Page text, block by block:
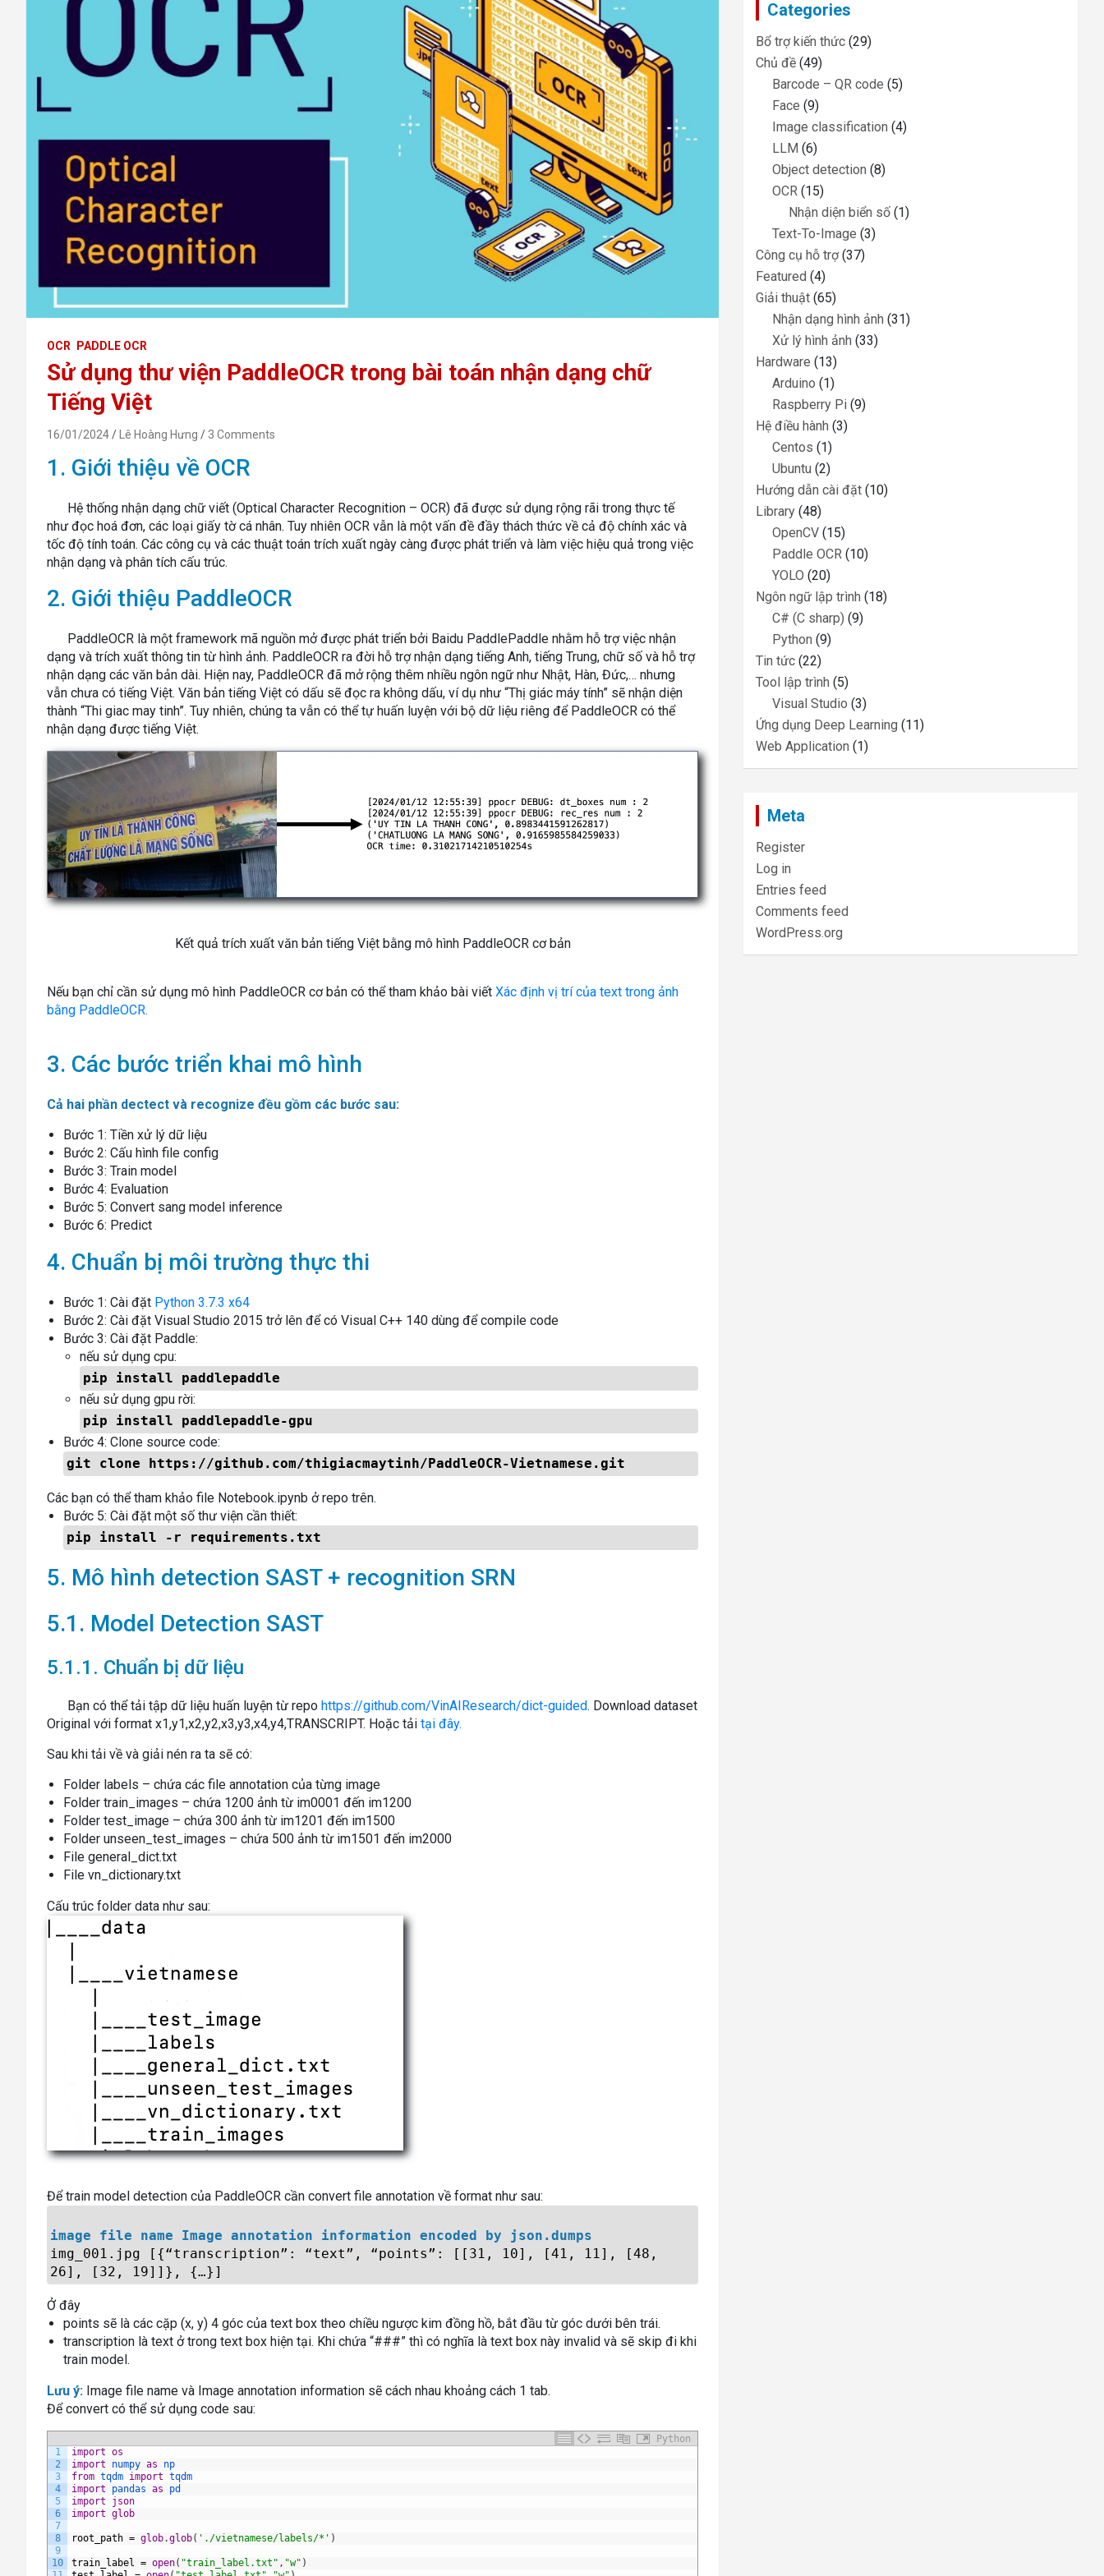
OCR PADDLE OCR
Sử dụng thư viện PaddleOCR trong bài toán nhận dạng chữ
Tiếng Việt
16/01/2024 Lê Hoàng Hưng 3 Comments
1. Giới thiệu về OCR
Hệ thống nhận dạng chữ viết (Optical Character Recognition – OCR) đã được sử dụng rộng rãi trong thực tế
như đọc hoá đơn, các loại giấy tờ cá nhân. Tuy nhiên OCR vẫn là một vấn đề đầy thách thức về cả độ chính xác và
tốc độ tính toán. Các công cụ và các thuật toán trích xuất ngày càng được phát triển và làm việc hiệu quả trong việc
nhận dạng và phân tích cấu trúc.
2. Giới thiệu PaddleOCR
PaddleOCR là một framework mã nguồn mở được phát triển bởi Baidu PaddlePaddle nhằm hỗ trợ việc nhận
dạng và trích xuất thông tin từ hình ảnh. PaddleOCR ra đời hỗ trợ nhận dạng tiếng Anh, tiếng Trung, chữ số và hỗ trợ
nhận dạng các văn bản dài. Hiện nay, PaddleOCR đã mở rộng thêm nhiều ngôn ngữ như Nhật, Hàn, Đức,… nhưng
vẫn chưa có tiếng Việt. Văn bản tiếng Việt có dấu sẽ đọc ra không dấu, ví dụ như “Thị giác máy tính” sẽ nhận diện
thành “Thi giac may tinh”. Tuy nhiên, chúng ta vẫn có thể tự huấn luyện với bộ dữ liệu riêng để PaddleOCR có thể
nhận dạng được tiếng Việt.
Kết quả trích xuất văn bản tiếng Việt bằng mô hình PaddleOCR cơ bản
Nếu bạn chỉ cần sử dụng mô hình PaddleOCR cơ bản có thể tham khảo bài viết Xác định vị trí của text trong ảnh
bằng PaddleOCR.
3. Các bước triển khai mô hình
Cả hai phần dectect và recognize đều gồm các bước sau:
Bước 1: Tiền xử lý dữ liệu
Bước 2: Cấu hình file config
Bước 3: Train model
Bước 4: Evaluation
Bước 5: Convert sang model inference
Bước 6: Predict
4. Chuẩn bị môi trường thực thi
Bước 1: Cài đặt Python 3.7.3 x64
Bước 2: Cài đặt Visual Studio 2015 trở lên để có Visual C++ 140 dùng để compile code
Bước 3: Cài đặt Paddle:
nếu sử dụng cpu:
pip install paddlepaddle
nếu sử dụng gpu rời:
pip install paddlepaddle-gpu
Bước 4: Clone source code:
git clone https://github.com/thigiacmaytinh/PaddleOCR-Vietnamese.git
Các bạn có thể tham khảo file Notebook.ipynb ở repo trên.
Bước 5: Cài đặt một số thư viện cần thiết:
pip install -r requirements.txt
5. Mô hình detection SAST + recognition SRN
5.1. Model Detection SAST
5.1.1. Chuẩn bị dữ liệu
Bạn có thể tải tập dữ liệu huấn luyện từ repo https://github.com/VinAIResearch/dict-guided. Download dataset
Original với format x1,y1,x2,y2,x3,y3,x4,y4,TRANSCRIPT. Hoặc tải tại đây.
Sau khi tải về và giải nén ra ta sẽ có:
Folder labels – chứa các file annotation của từng image
Folder train_images – chứa 1200 ảnh từ im0001 đến im1200
Folder test_image – chứa 300 ảnh từ im1201 đến im1500
Folder unseen_test_images – chứa 500 ảnh từ im1501 đến im2000
File general_dict.txt
File vn_dictionary.txt
Cấu trúc folder data như sau:
Để train model detection của PaddleOCR cần convert file annotation về format như sau:
image file name Image annotation information encoded by json.dumps
img_001.jpg [{“transcription”: “text”, “points”: [[31, 10], [41, 11], [48,
26], [32, 19]]}, {…}]
Ở đây
points sẽ là các cặp (x, y) 4 góc của text box theo chiều ngược kim đồng hồ, bắt đầu từ góc dưới bên trái.
transcription là text ở trong text box hiện tại. Khi chứa “###” thì có nghĩa là text box này invalid và sẽ skip đi khi
train model.
Lưu ý: Image file name và Image annotation information sẽ cách nhau khoảng cách 1 tab.
Để convert có thể sử dụng code sau:
Python
1
2
3
4
5
6
7
8
9
10
import os
import
numpy as
np
from tqdm import tqdm
import
pandas as
pd
import
json
import glob
root_path = glob.glob( './vietnamese/labels/*' )
train_label = open( "train_label.txt" , "w" )
Categories
Bổ trợ kiến thức (29)
Chủ đề (49)
Barcode – QR code (5)
Face (9)
Image classification (4)
LLM (6)
Object detection (8)
OCR (15)
Nhận diện biển số (1)
Text-To-Image (3)
Công cụ hỗ trợ(37)
Featured (4)
Giải thuật (65)
Nhận dạng hình ảnh (31)
Xử lý hình ảnh (33)
Hardware (13)
Arduino (1)
Raspberry Pi (9)
Hệ điều hành (3)
Centos (1)
Ubuntu (2)
Hướng dẫn cài đặt (10)
Library (48)
OpenCV (15)
Paddle OCR (10)
YOLO (20)
Ngôn ngữ lập trình (18)
C# (C sharp) (9)
Python (9)
Tin tức (22)
Tool lập trình (5)
Visual Studio (3)
Ứng dụng Deep Learning (11)
Web Application (1)
Meta
Register
Log in
Entries feed
Comments feed
WordPress.org